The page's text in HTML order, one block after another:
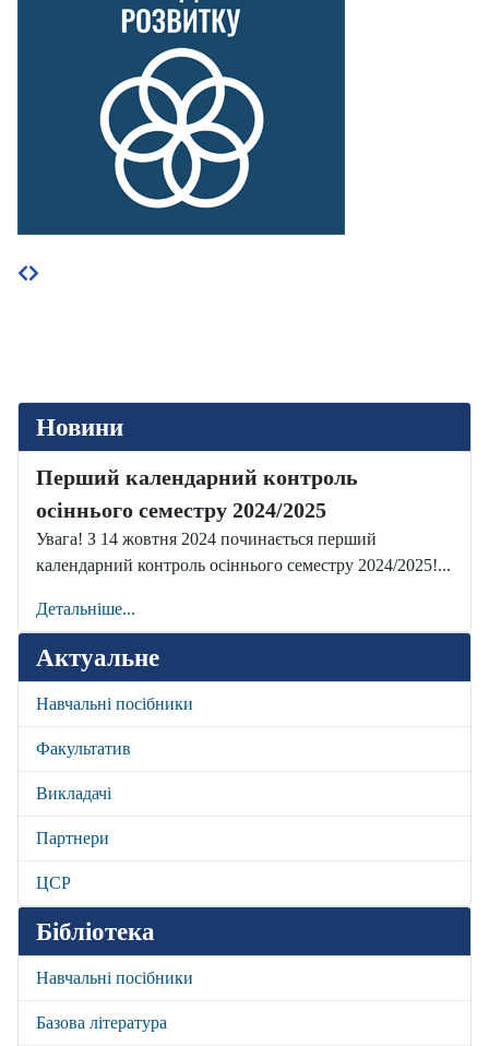
Новини
Перший календарний контроль
осіннього семестру 2024/2025
Увага! З 14 жовтня 2024 починається перший
календарний контроль осіннього семестру 2024/2025!...
Детальніше...
Актуальне
Навчальні посібники
Факультатив
Викладачі
Партнери
ЦСР
Бібліотека
Навчальні посібники
Базова література